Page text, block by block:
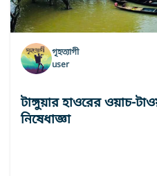
গৃহত্যাগী
user
টাঙ্গুয়ার হাওরের ওয়াচ-
নিষেধাজ্ঞা